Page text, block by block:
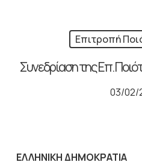
Επιτροπή
Συνεδρίαση της Επ.
03/02/
ΕΛΛΗΝΙΚΗ ΔΗΜΟΚΡΑΤΙΑ